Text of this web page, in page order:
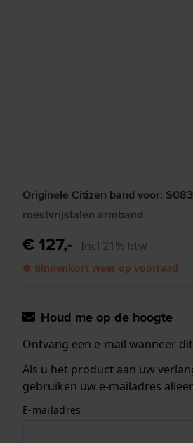
Originele Citizen band voor:
roestvrijstalen armband
€ 127,- Incl 21% btw
● Binnenkort weer op voorraad
Houd me op de hoogte
Ontvang een e-mail wanneer
Als u het product aan uw
gebruiken uw e-mailadres
E-mailadres